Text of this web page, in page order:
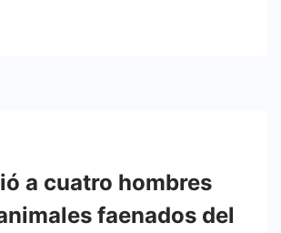
a cuatro hombres
faenados del